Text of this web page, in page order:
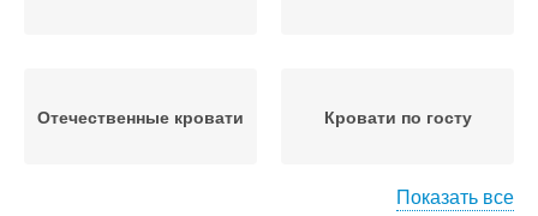
Отечественные кровати Кровати по госту
Показать все